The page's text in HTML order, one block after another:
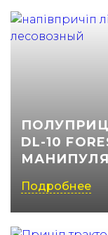
DL-10
Подробнее